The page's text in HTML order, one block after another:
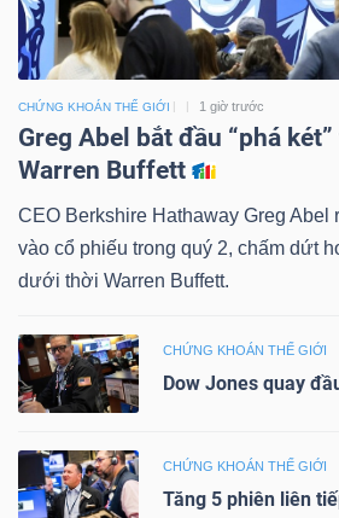
CHỨNG KHOÁN THẾ GIỚI 1 giờ trước
Greg Abel bắt đầu “phá
Warren Buffett
CEO Berkshire Hathaway Greg Abel
vào cổ phiếu trong quý 2, chấm dứt
dưới thời Warren Buffett.
CHỨNG KHOÁN THẾ GIỚI
Dow Jones quay
CHỨNG KHOÁN THẾ GIỚI
Tăng 5 phiên liên